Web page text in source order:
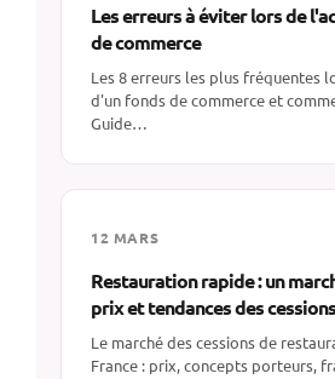
Les erreurs à éviter lors de
de commerce
Les 8 erreurs les plus fréquentes
d'un fonds de commerce et
Guide…
12 MARS
Restauration rapide : un
prix et tendances des cessions
Le marché des cessions de
France : prix, concepts porteurs,